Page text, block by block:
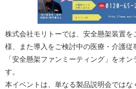
株式会社モリトーでは、安全懸架装置を
様、また導入をご検討中の医療・介護従
「安全懸架ファンミーティング」をオ
す。
本イベントは、単なる製品説明会では